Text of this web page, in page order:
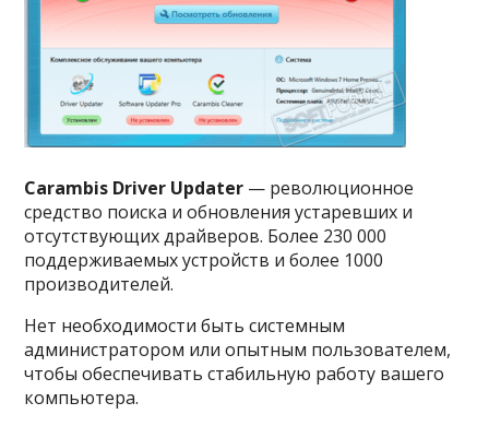
Carambis Driver Updater — революционное
средство поиска и обновления устаревших и
отсутствующих драйверов. Более 230 000
поддерживаемых устройств и более 1000
производителей.
Нет необходимости быть системным
администратором или опытным пользователем,
чтобы обеспечивать стабильную работу вашего
компьютера.